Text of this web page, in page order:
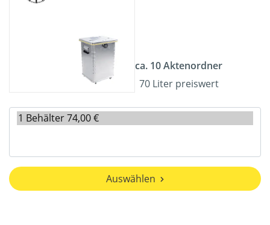
ca. 10 Aktenordner
70 Liter preiswert
Auswählen